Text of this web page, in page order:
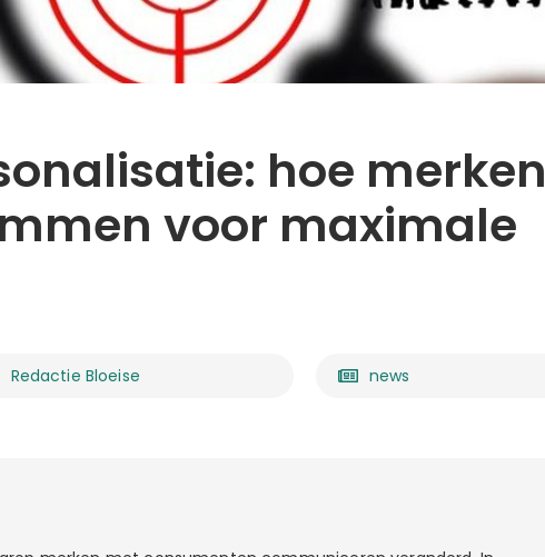
hoe merken
voor maximale
Redactie Bloeise news